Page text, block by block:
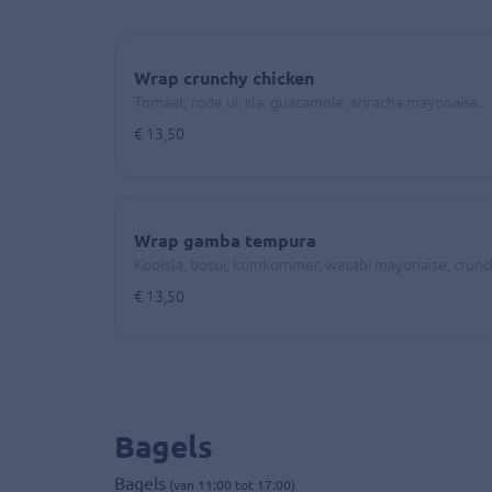
Wrap crunchy chicken
€ 13,50
Wrap gamba tempura
€ 13,50
Bagels
Bagels (van 11:00 tot 17:00)